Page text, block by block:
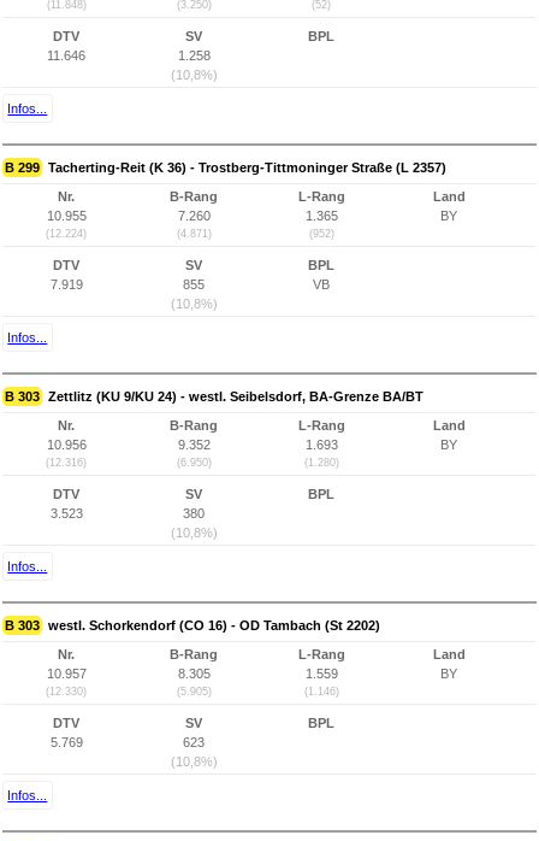
(11.848) (3.250) (52)
DTV
11.646
SV
1.258
(10,8%)
BPL
Infos...
B 299 Tacherting-Reit (K 36) - Trostberg-Tittmoninger Straße (L 2357)
Nr.
10.955
(12.224)
B-Rang
7.260
(4.871)
L-Rang
1.365
(952)
Land
BY
DTV
7.919
SV
855
(10,8%)
BPL
VB
Infos...
B 303 Zettlitz (KU 9/KU 24) - westl. Seibelsdorf, BA-Grenze BA/BT
Nr.
10.956
(12.316)
B-Rang
9.352
(6.950)
L-Rang
1.693
(1.280)
Land
BY
DTV
3.523
SV
380
(10,8%)
BPL
Infos...
B 303 westl. Schorkendorf (CO 16) - OD Tambach (St 2202)
Nr.
10.957
(12.330)
B-Rang
8.305
(5.905)
L-Rang
1.559
(1.146)
Land
BY
DTV
5.769
SV
623
(10,8%)
BPL
Infos...